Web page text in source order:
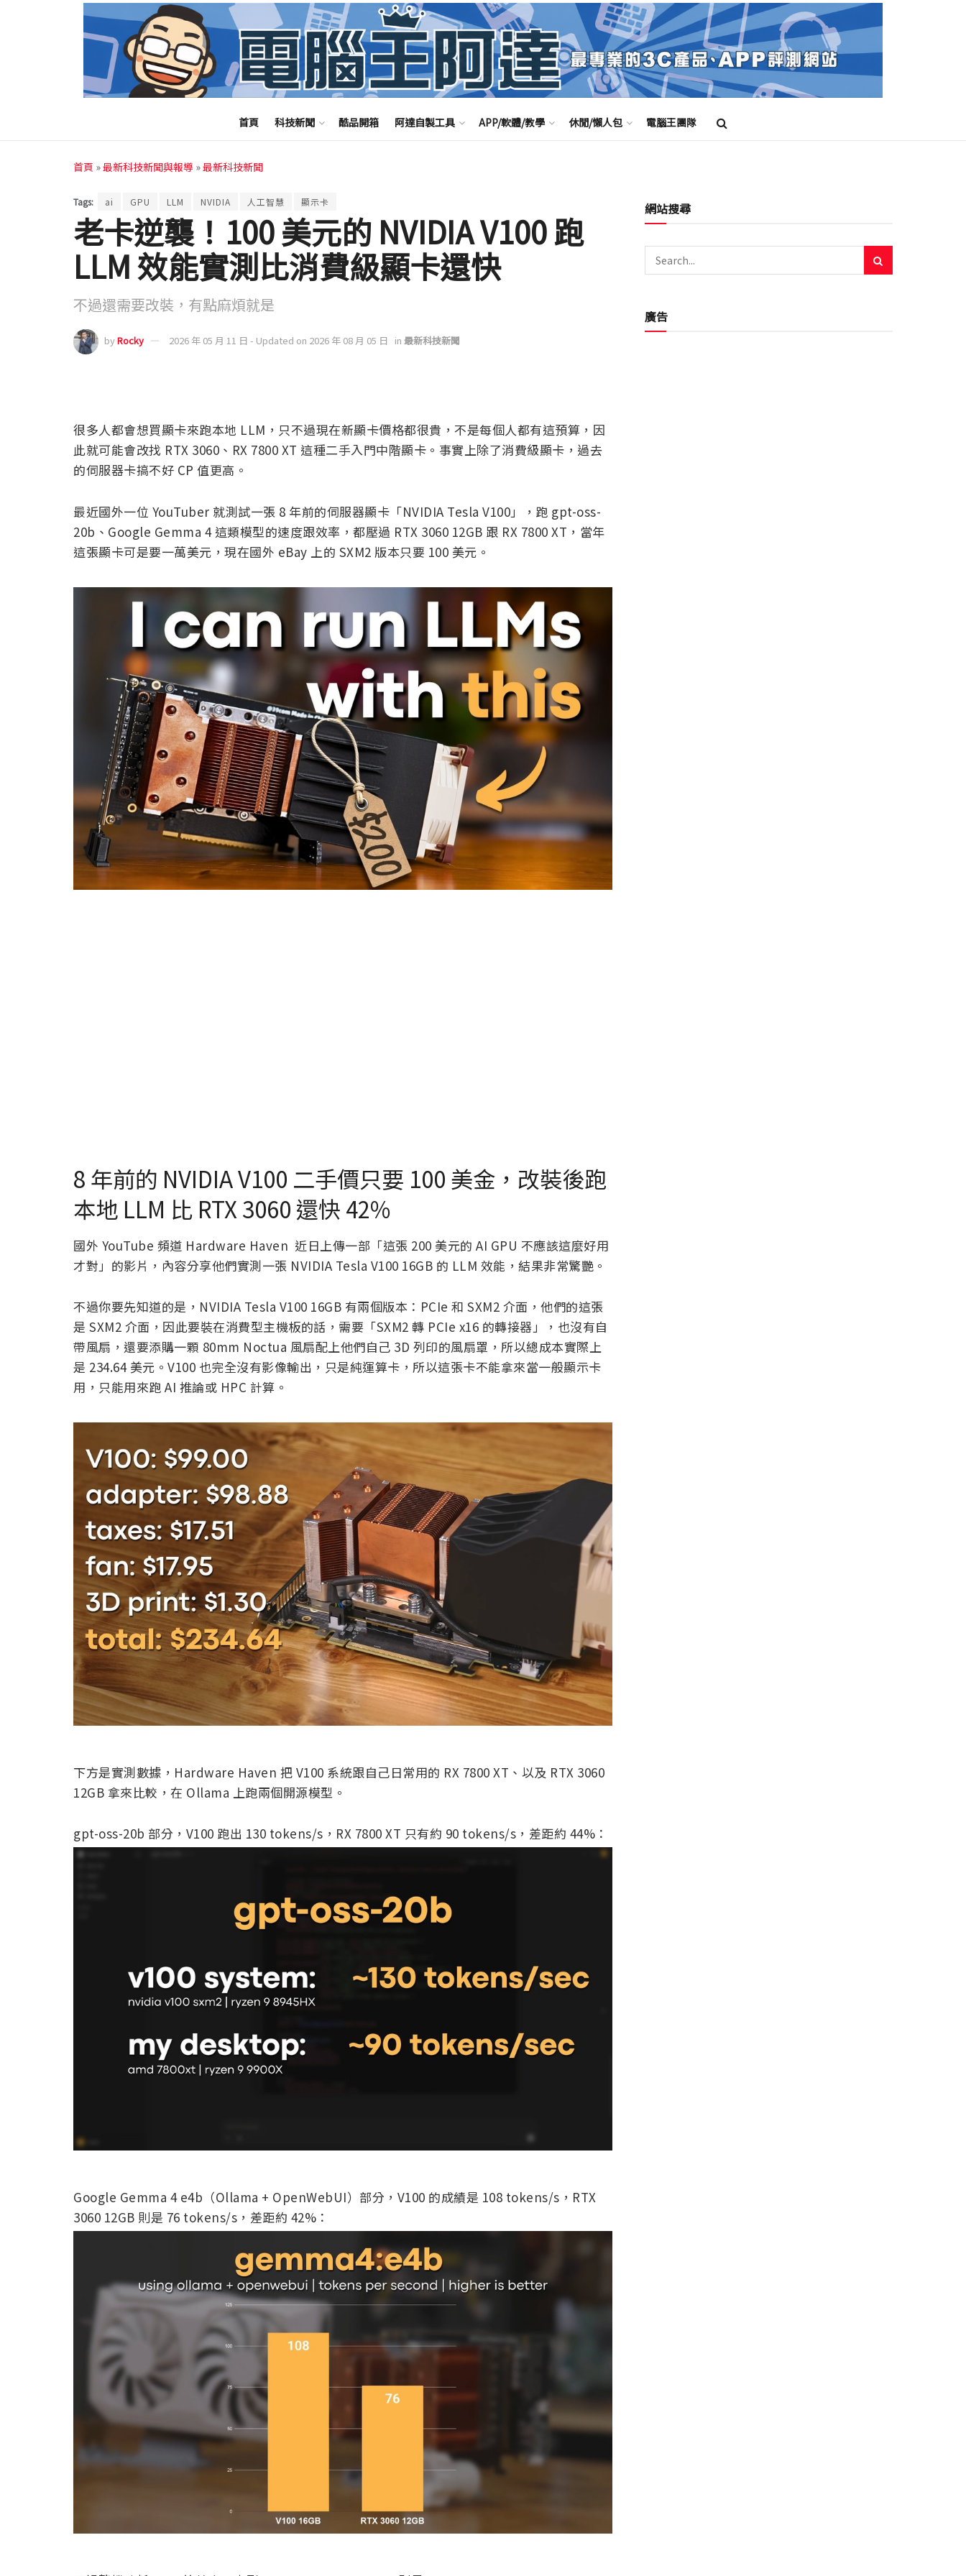
首頁 科技新聞 酷品開箱 阿達自製工具 APP/軟體/教學 休閒/懶人包 電腦王團隊
首頁 »最新科技新聞與報導 »最新科技新聞
Tags: ai GPU LLM NVIDIA 人工智慧 顯示卡
老卡逆襲！100 美元的 NVIDIA V100 跑
LLM 效能實測比消費級顯卡還快
不過還需要改裝，有點麻煩就是
byRocky 2026 年 05 月 11 日 - Updated on 2026 年 08 月 05 日 in 最新科技新聞
很多人都會想買顯卡來跑本地 LLM，只不過現在新顯卡價格都很貴，不是每個人都有這預算，因
此就可能會改找 RTX 3060、RX 7800 XT 這種二手入門中階顯卡。事實上除了消費級顯卡，過去
的伺服器卡搞不好 CP 值更高。
最近國外一位 YouTuber 就測試一張 8 年前的伺服器顯卡「NVIDIA Tesla V100」，跑 gpt-oss-
20b、Google Gemma 4 這類模型的速度跟效率，都壓過 RTX 3060 12GB 跟 RX 7800 XT，當年
這張顯卡可是要一萬美元，現在國外 eBay 上的 SXM2 版本只要 100 美元。
8 年前的 NVIDIA V100 二手價只要 100 美金，改裝後跑
本地 LLM 比 RTX 3060 還快 42%
國外 YouTube 頻道 Hardware Haven 近日上傳一部「這張 200 美元的 AI GPU 不應該這麼好用
才對」的影片，內容分享他們實測一張 NVIDIA Tesla V100 16GB 的 LLM 效能，結果非常驚艷。
不過你要先知道的是，NVIDIA Tesla V100 16GB 有兩個版本：PCIe 和 SXM2 介面，他們的這張
是 SXM2 介面，因此要裝在消費型主機板的話，需要「SXM2 轉 PCIe x16 的轉接器」，也沒有自
帶風扇，還要添購一顆 80mm Noctua 風扇配上他們自己 3D 列印的風扇罩，所以總成本實際上
是 234.64 美元。V100 也完全沒有影像輸出，只是純運算卡，所以這張卡不能拿來當一般顯示卡
用，只能用來跑 AI 推論或 HPC 計算。
下方是實測數據，Hardware Haven 把 V100 系統跟自己日常用的 RX 7800 XT、以及 RTX 3060
12GB 拿來比較，在 Ollama 上跑兩個開源模型。
gpt-oss-20b 部分，V100 跑出 130 tokens/s，RX 7800 XT 只有約 90 tokens/s，差距約 44%：
Google Gemma 4 e4b（Ollama + OpenWebUI）部分，V100 的成績是 108 tokens/s，RTX
3060 12GB 則是 76 tokens/s，差距約 42%：
網站搜尋
廣告